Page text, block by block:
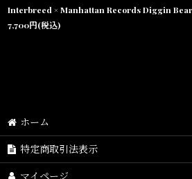
7,700円(税込)
ホーム
特定商取引法表示
マイページ